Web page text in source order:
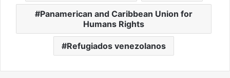
Panamerican and Caribbean Union for
Humans Rights
Refugiados venezolanos